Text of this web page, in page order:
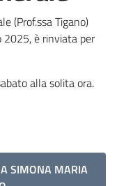
(Prof.ssa Tigano)
2025, è rinviata per
alla solita ora.
SIMONA MARIA